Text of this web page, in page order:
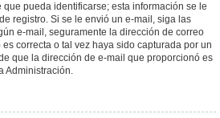
pueda identificarse; esta información se le
registro. Si se le envió un e-mail, siga las
e-mail, seguramente la dirección de correo
correcta o tal vez haya sido capturada por un
que la dirección de e-mail que proporcionó es
Administración.